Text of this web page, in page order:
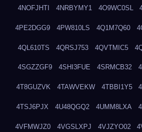
4NOFJHTI 4NRBYMY1 4O9WC0SL
4PE2DGG9 4PW810LS 4Q1M7Q60
4QL610TS 4QRSJ753 4QVTMIC5
4SGZZGF9 4SHI3FUE 4SRMCB32
4T8GUZVK 4TAWVEKW 4TBBI1Y5
4TSJ6PJX 4U48QGQ2 4UMM8LXA
4VFMWJZ0 4VGSLXPJ 4VJZYO02